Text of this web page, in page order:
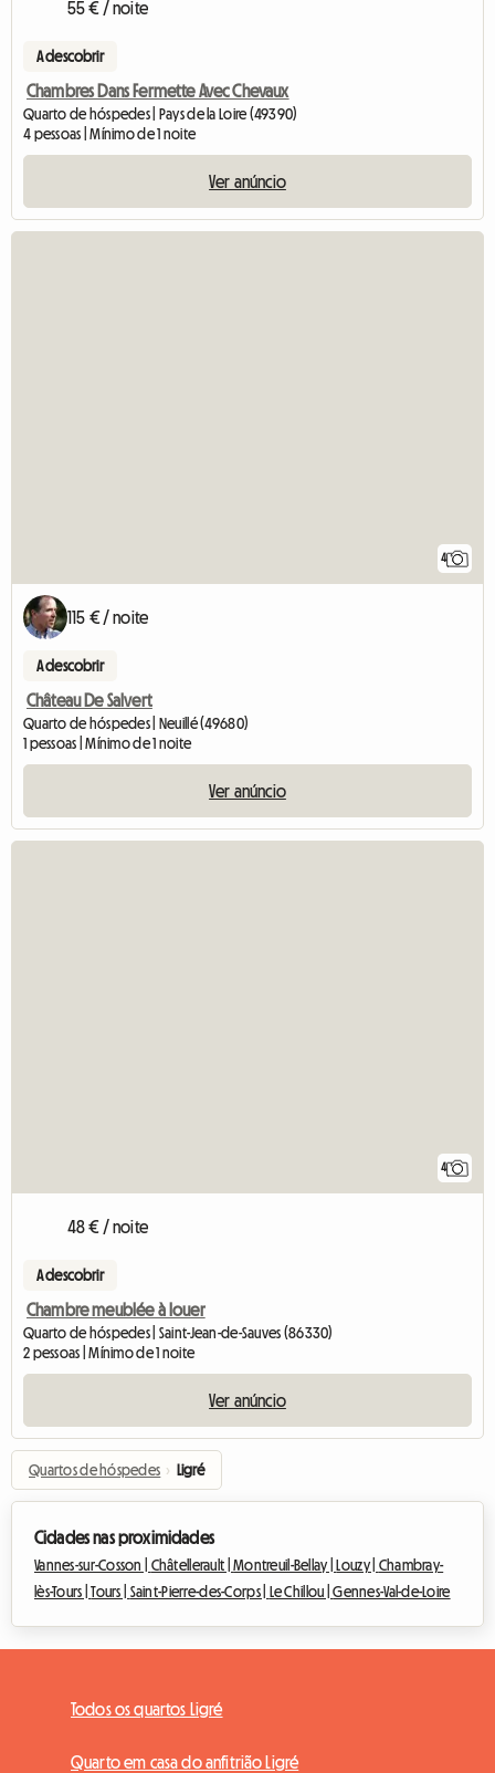
55 € / noite
A descobrir
Chambres Dans Fermette Avec Chevaux
Quarto de hóspedes | Pays de la Loire (49390)
4 pessoas | Mínimo de 1 noite
Ver anúncio
4
115 € / noite
A descobrir
Château De Salvert
Quarto de hóspedes | Neuillé (49680)
1 pessoas | Mínimo de 1 noite
Ver anúncio
4
48 € / noite
A descobrir
Chambre meublée à louer
Quarto de hóspedes | Saint-Jean-de-Sauves (86330)
2 pessoas | Mínimo de 1 noite
Ver anúncio
Quartos de hóspedes › Ligré
Cidades nas proximidades
Vannes-sur-Cosson | Châtellerault |Montreuil-Bellay | Louzy | Chambray-
lès-Tours |Tours | Saint-Pierre-des-Corps | Le Chillou |Gennes-Val-de-Loire
Todos os quartos Ligré
Quarto em casa do anfitrião Ligré